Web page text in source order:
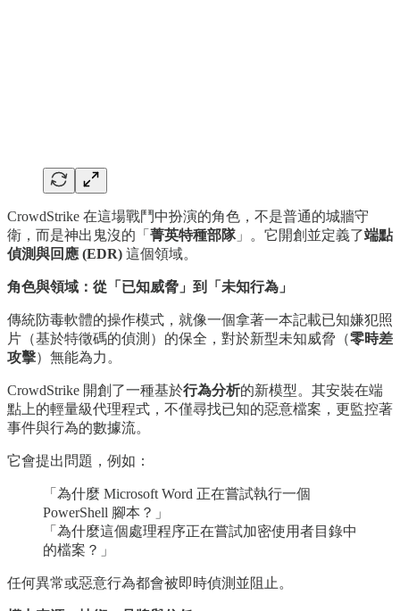
CrowdStrike 在這場戰鬥中扮演的角色，不是普通的城牆守
衛，而是神出鬼沒的「 菁英特種部隊」。它開創並定義了端點
偵測與回應 (EDR) 這個領域。
角色與領域：從「已知威脅」到「未知行為」
傳統防毒軟體的操作模式，就像一個拿著一本記載已知嫌犯照
片（基於特徵碼的偵測）的保全，對於新型未知威脅（零時差
攻擊）無能為力。
CrowdStrike 開創了一種基於行為分析的新模型。其安裝在端
點上的輕量級代理程式，不僅尋找已知的惡意檔案，更監控著
事件與行為的數據流。
它會提出問題，例如：
「為什麼 Microsoft Word 正在嘗試執行一個
PowerShell 腳本？」
「為什麼這個處理程序正在嘗試加密使用者目錄中
的檔案？」
任何異常或惡意行為都會被即時偵測並阻止。